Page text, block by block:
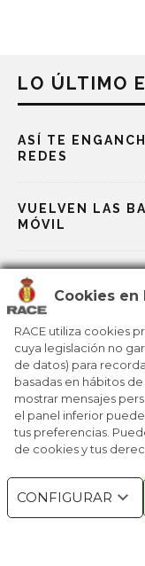
Cookies en
RACE utiliza cookies
cuya legislación no
de datos) para
basadas en hábitos
mostrar mensajes
el panel inferior
tus preferencias.
de cookies y tus
CONFIGURAR
LO ÚLTIMO
ASÍ TE
REDES
VUELVEN LAS
MÓVIL
DE LA ERA DEL
LA EDUCACIÓN
ASÍ VEMOS LOS